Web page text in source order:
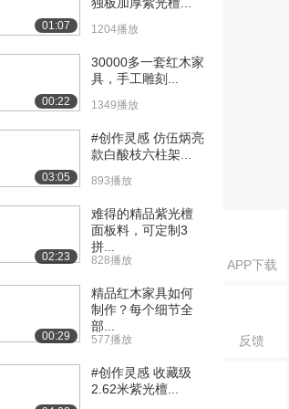
APP下载
反馈
01:07 1204播放
00:22
30000多一套红木家
具，手工雕刻...
1349播放
03:05
#创作灵感 仿伍炳亮
款白酸枝六柱架...
893播放
02:23
难得的精品紫光檀
面板料，可定制3
拼...
828播放
00:29
精品红木家具如何
制作？每个细节全
部...
577播放
#创作灵感 收藏级
2.62米紫光檀...